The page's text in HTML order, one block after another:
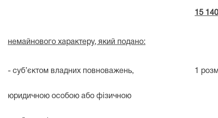
15
немайнового характеру, який подано:
- суб’єктом владних повноважень,
юридичною особою або фізичною
1